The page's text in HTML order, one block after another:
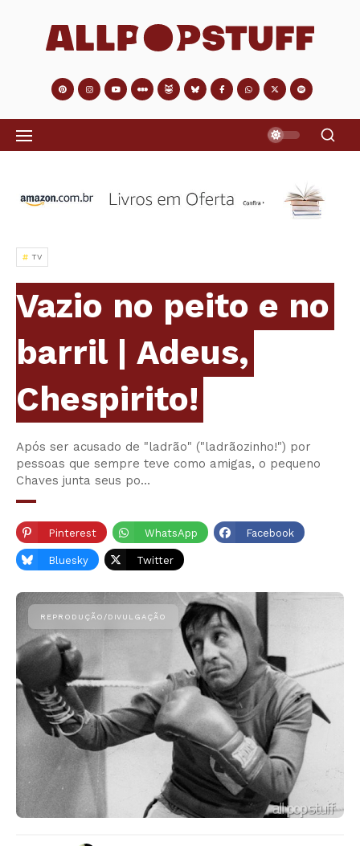
TV
Vazio no peito e no
barril | Adeus,
Chespirito!
Após ser acusado de "ladrão" ("ladrãozinho!") por
pessoas que sempre teve como amigas, o pequeno
Chaves junta seus po…
Pinterest WhatsApp Facebook
Bluesky Twitter